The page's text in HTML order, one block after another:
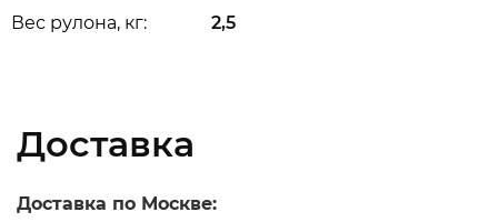
Вес рулона, кг: 2,5
Доставка
Доставка по Москве: